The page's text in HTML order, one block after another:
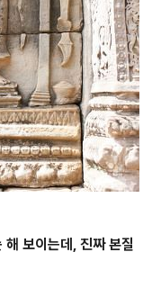
보이는데, 진짜 본질